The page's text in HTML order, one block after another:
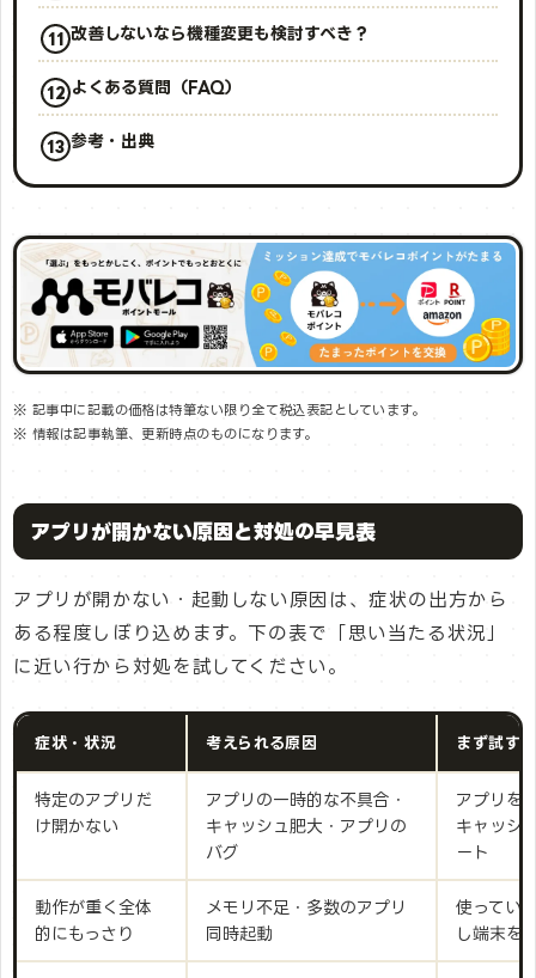
改善しないなら機種変更も検討すべき？
よくある質問（FAQ）
参考・出典
※ 記事中に記載の価格は特筆ない限り全て税込表記としています。
※ 情報は記事執筆、更新時点のものになります。
アプリが開かない原因と対処の早見表
アプリが開かない・起動しない原因は、症状の出方から
ある程度しぼり込めます。下の表で「思い当たる状況」
に近い行から対処を試してください。
症状・状況 考えられる原因 まず試す
特定のアプリだ
け開かない
アプリの一時的な不具合・
キャッシュ肥大・アプリの
バグ
アプリを
キャッシ
ート
動作が重く全体
的にもっさり
メモリ不足・多数のアプリ
同時起動
使ってい
し端末を